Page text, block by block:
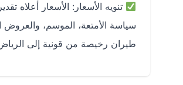
تنويه الأسعار: الأسعار أعلاه
سياسة الأمتعة، الموسم،
طيران رخيصة من قونية إلى